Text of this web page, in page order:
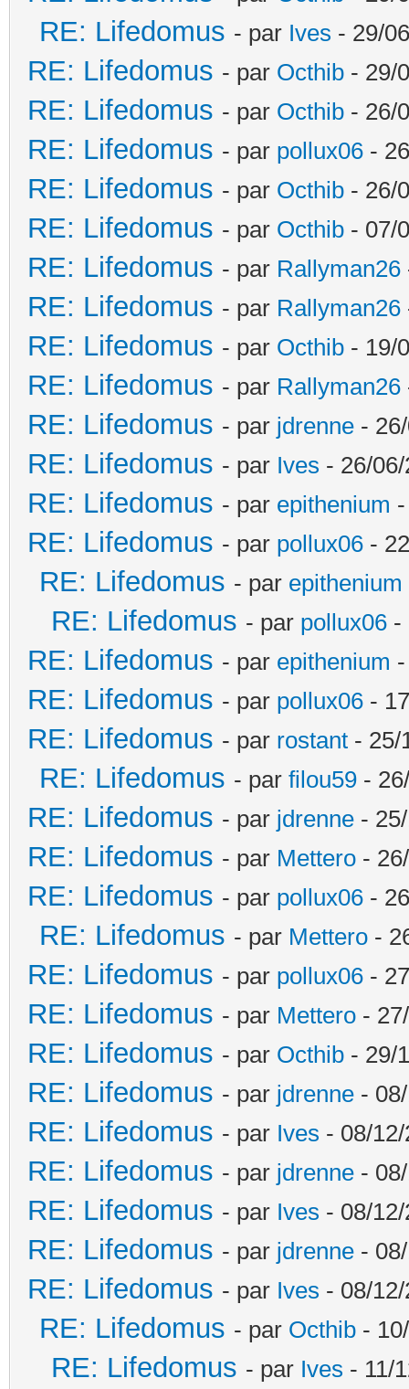
RE: Lifedomus - par Ives - 29/
RE: Lifedomus - par Octhib - 29/
RE: Lifedomus - par Octhib - 26/
RE: Lifedomus - par pollux06 -
RE: Lifedomus - par Octhib - 26/
RE: Lifedomus - par Octhib - 07/
RE: Lifedomus - par Rallyman26
RE: Lifedomus - par Rallyman26
RE: Lifedomus - par Octhib - 19/
RE: Lifedomus - par Rallyman26
RE: Lifedomus - par jdrenne -
RE: Lifedomus - par Ives - 26/
RE: Lifedomus - par epithenium
RE: Lifedomus - par pollux06 -
RE: Lifedomus - par epithenium
RE: Lifedomus - par pollux06 -
RE: Lifedomus - par epithenium
RE: Lifedomus - par pollux06 -
RE: Lifedomus - par rostant - 25/
RE: Lifedomus - par filou59 -
RE: Lifedomus - par jdrenne -
RE: Lifedomus - par Mettero -
RE: Lifedomus - par pollux06 -
RE: Lifedomus - par Mettero -
RE: Lifedomus - par pollux06 -
RE: Lifedomus - par Mettero -
RE: Lifedomus - par Octhib - 29/
RE: Lifedomus - par jdrenne -
RE: Lifedomus - par Ives - 08/
RE: Lifedomus - par jdrenne -
RE: Lifedomus - par Ives - 08/
RE: Lifedomus - par jdrenne -
RE: Lifedomus - par Ives - 08/
RE: Lifedomus - par Octhib -
RE: Lifedomus - par Ives - 11/